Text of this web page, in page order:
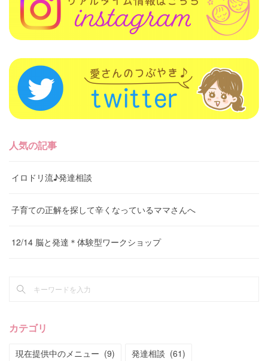
人気の記事
イロドリ流♪発達相談
子育ての正解を探して辛くなっているママさんへ
12/14 脳と発達＊体験型ワークショップ
カテゴリ
現在提供中のメニュー (9) 発達相談 (61)